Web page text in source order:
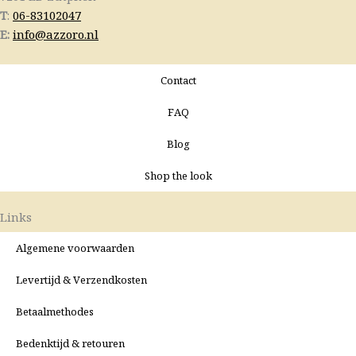
T: 06-83102047
E: info@azzoro.nl
Contact
FAQ
Blog
Shop the look
Links
Algemene voorwaarden
Levertijd & Verzendkosten
Betaalmethodes
Bedenktijd & retouren